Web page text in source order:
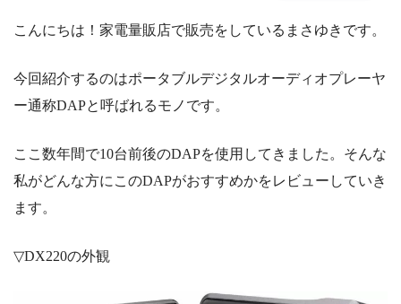
こんにちは！家電量販店で販売をしているまさゆきです。
今回紹介するのはポータブルデジタルオーディオプレーヤ
ー通称DAPと呼ばれるモノです。
ここ数年間で10台前後のDAPを使用してきました。そんな
私がどんな方にこのDAPがおすすめかをレビューしていき
ます。
▽DX220の外観